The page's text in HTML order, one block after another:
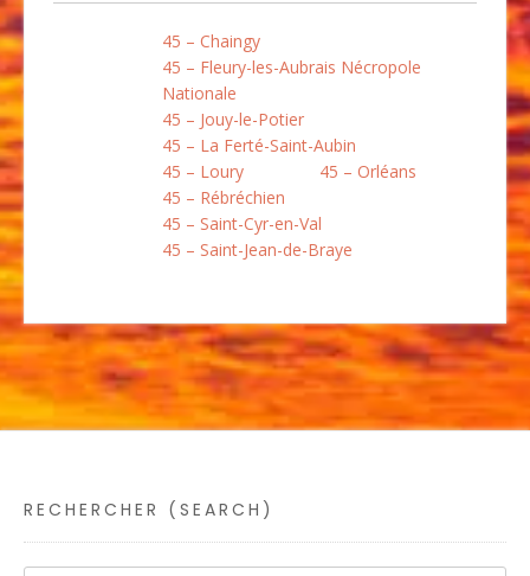
45 – Chaingy
45 – Fleury-les-Aubrais Nécropole
Nationale
45 – Jouy-le-Potier
45 – La Ferté-Saint-Aubin
45 – Loury
45 – Orléans
45 – Rébréchien
45 – Saint-Cyr-en-Val
45 – Saint-Jean-de-Braye
RECHERCHER (SEARCH)